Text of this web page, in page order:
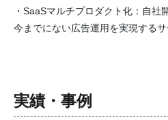
・SaaSマルチプロダクト化：自社
今までにない広告運用を実現するサ
実績・事例